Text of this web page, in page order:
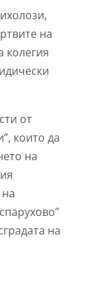
на
колегия
от
които да
на
на